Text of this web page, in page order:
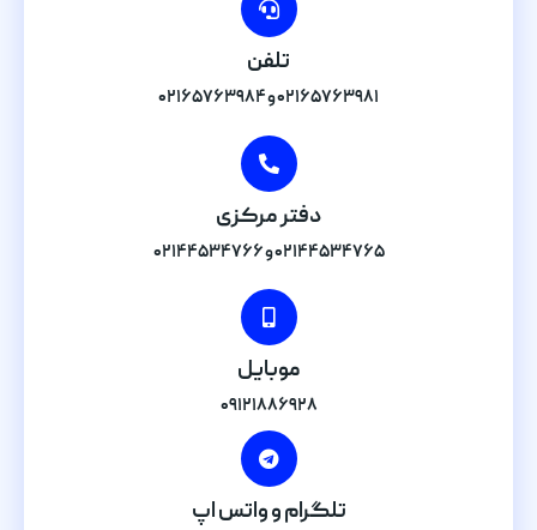
تلفن
۰۲۱۶۵۷۶۳۹۸۱ و ۰۲۱۶۵۷۶۳۹۸۴
دفتر مرکزی
۰۲۱۴۴۵۳۴۷۶۵ و ۰۲۱۴۴۵۳۴۷۶۶
موبایل
۰۹۱۲۱۸۸۶۹۲۸
تلگرام و واتس اپ